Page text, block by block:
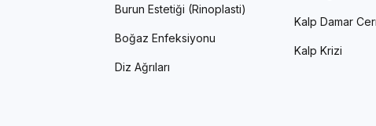
Burun Estetiği (Rinoplasti)
Boğaz Enfeksiyonu
Diz Ağrıları
Kalp Damar
Kalp Krizi